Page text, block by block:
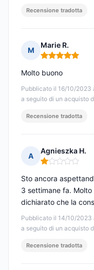
Recensione tradotta
M
Marie R.
Nota: 5 su 5
Pubblicato il 16/10/2023
a seguito di un acquisto
Molto buono
Recensione tradotta
A
Agnieszka H.
Nota: 1 su 5
Pubblicato il 14/10/2023
a seguito di un acquisto
Sto ancora
3 settimane fa.
dichiarato che la
Recensione tradotta